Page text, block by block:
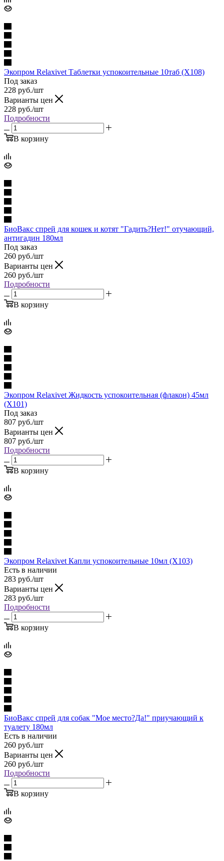
Экопром Relaxivet Таблетки успокоительные 10таб (Х108)
Под заказ
228 руб./шт
Варианты цен
228 руб./шт
Подробности
В корзину
БиоВакс спрей для кошек и котят "Гадить?Нет!" отучающий,
антигадин 180мл
Под заказ
260 руб./шт
Варианты цен
260 руб./шт
Подробности
В корзину
Экопром Relaxivet Жидкость успокоительная (флакон) 45мл
(Х101)
Под заказ
807 руб./шт
Варианты цен
807 руб./шт
Подробности
В корзину
Экопром Relaxivet Капли успокоительные 10мл (Х103)
Есть в наличии
283 руб./шт
Варианты цен
283 руб./шт
Подробности
В корзину
БиоВакс спрей для собак "Мое место?Да!" приучающий к
туалету 180мл
Есть в наличии
260 руб./шт
Варианты цен
260 руб./шт
Подробности
В корзину